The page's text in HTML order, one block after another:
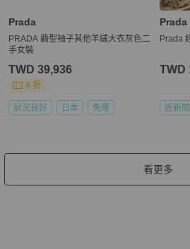
Prada
PRADA 繭型袖子其他羊絨大衣灰色二
手女裝
TWD 39,936
9 折
狀況良好 日本 免運
Prada
Prada
TWD
近新
看更多